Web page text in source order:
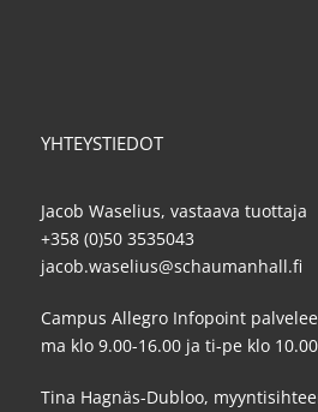
YHTEYSTIEDOT
Jacob Waselius, vastaava
+358 (0)50 3535043
jacob.waselius@schaumanhall.fi
Campus Allegro Infopoint palvelee
ma klo 9.00-16.00 ja ti-pe klo
Tina Hagnäs-Dubloo,